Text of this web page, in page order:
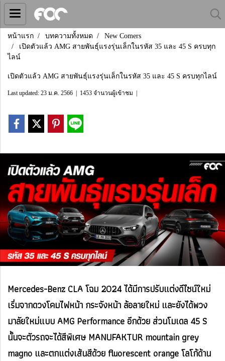
หน้าแรก บทความทั้งหมด
New Comers
เปิดตัวแล้ว AMG สายพันธุ์แรงรุ่นเล็กในรหัส 35 และ 45 S ครบทุก
ไลน์
เปิดตัวแล้ว AMG สายพันธุ์แรงรุ่นเล็กในรหัส 35 และ 45 S ครบทุกไลน์
Last updated: 23 ม.ค. 2566 1453 จำนวนผู้เข้าชม
Mercedes-Benz CLA โฉม 2024 ได้มีการปรับแต่งดีไซน์ใหม่
เริ่มจากดวงโคมไฟหน้า กระจังหน้า ล้อลายใหม่ และยังได้พวง
มาลัยใหม่แบบ AMG Performance อีกด้วย ส่วนโมเดล 45 S
นั้นจะตัวรถจะได้สีพิเศษ MANUFAKTUR mountain grey
magno และตกแต่งเส้นสีด้วย fluorescent orange โลโก้ด้าน